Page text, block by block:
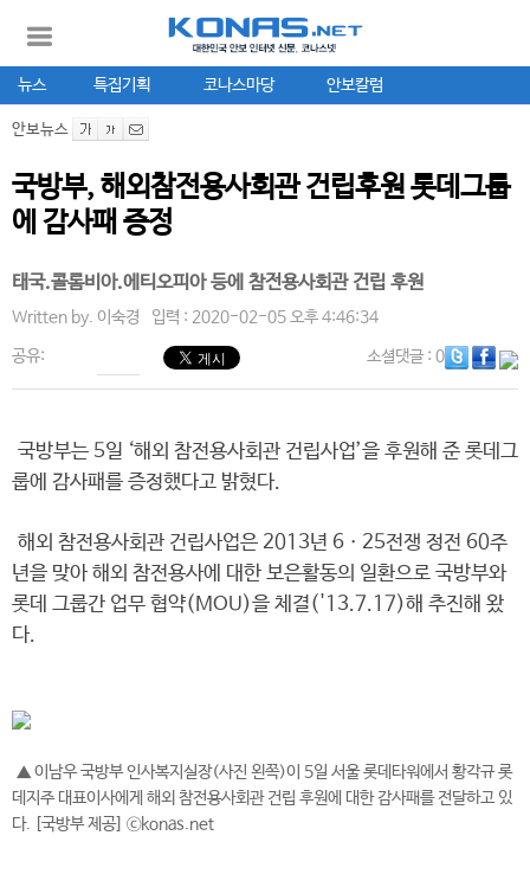
뉴스 특집기획 코나스마당 안보칼럼
안보뉴스
국방부, 해외참전용사회관 건립후원 롯데그룹
에 감사패 증정
태국.콜롬비아.에티오피아 등에 참전용사회관 건립 후원
Written by. 이숙경 입력 : 2020-02-05 오후 4:46:34
공유: 소셜댓글: 0
국방부는 5일 ‘해외 참전용사회관 건립사업’을 후원해 준 롯데그
룹에 감사패를 증정했다고 밝혔다.
해외 참전용사회관 건립사업은 2013년 6ㆍ25전쟁 정전 60주
년을 맞아 해외 참전용사에 대한 보은활동의 일환으로 국방부와
롯데 그룹간 업무 협약(MOU)을 체결('13.7.17)해 추진해 왔
다.
▲ 이남우 국방부 인사복지실장(사진 왼쪽)이 5일 서울 롯데타워에서 황각규 롯
데지주 대표이사에게 해외 참전용사회관 건립 후원에 대한 감사패를 전달하고 있
다. [국방부 제공] ⓒkonas.net